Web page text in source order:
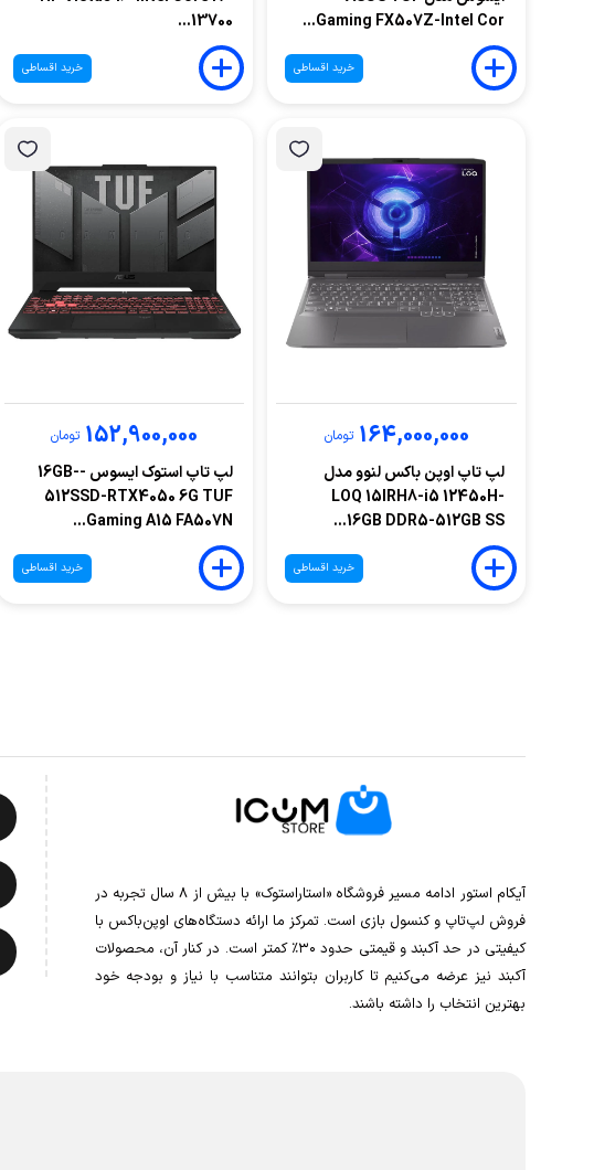
Gaming FX507Z-Intel Cor...
خرید اقساطی
13700...
خرید اقساطی
164,000,000 تومان
لپ تاپ اوپن باکس لنوو مدل
LOQ 15IRH8-i5 12450H-
16GB DDR5-512GB SS...
خرید اقساطی
152,900,000 تومان
لپ تاپ استوک ایسوس -16GB-
512SSD-RTX4050 6G TUF
Gaming A15 FA507N...
خرید اقساطی
آیکام استور ادامه مسیر فروشگاه «استاراستوک» با بیش از ۸ سال تجربه در
فروش لپ‌تاپ و کنسول بازی است. تمرکز ما ارائه دستگاه‌های اوپن‌باکس با
کیفیتی در حد آکبند و قیمتی حدود ۳۰٪ کمتر است. در کنار آن، محصولات
آکبند نیز عرضه می‌کنیم تا کاربران بتوانند متناسب با نیاز و بودجه خود
بهترین انتخاب را داشته باشند.